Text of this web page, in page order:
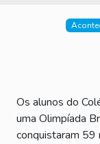
Os alunos do
uma Olimpíada
conquistaram 59